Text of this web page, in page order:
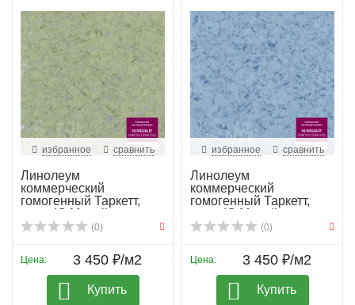
избранное сравнить
Линолеум
коммерческий
гомогенный Таркетт,
колл. IQ Megali...
(0)
Цена: 3 450 ₽/м2
Купить
избранное сравнить
Линолеум
коммерческий
гомогенный Таркетт,
колл. IQ Megali...
(0)
Цена: 3 450 ₽/м2
Купить